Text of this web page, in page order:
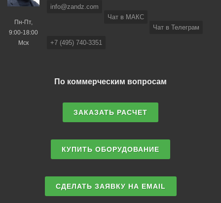
Пн-Пт,
9:00-18:00
Мск
info@zandz.com
Чат в МАКС
Чат в Телеграм
+7 (495) 740-3351
По коммерческим вопросам
ЗАКАЗАТЬ РАСЧЕТ
КУПИТЬ ОБОРУДОВАНИЕ
СДЕЛАТЬ ЗАЯВКУ НА EMAIL